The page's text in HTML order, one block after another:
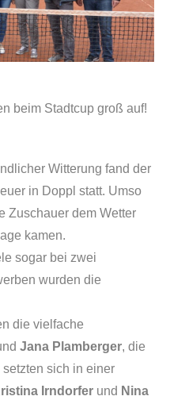
beim Stadtcup groß auf!
Witterung fand der
in Doppl statt. Umso
Zuschauer dem Wetter
kamen.
sogar bei zwei
wurden die
die vielfache
Jana Plamberger, die
sich in einer
Irndorfer und Nina